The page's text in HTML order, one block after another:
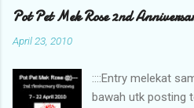
beberapa tahun
dikongsi.
via Phone sgt2la
Lahir aishah
Pot Pet Mek Rose 2nd
April 23, 2010
::::Entry melekat
bawah utk posting